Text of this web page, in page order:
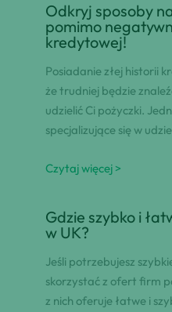
Odkryj sposoby
pomimo
kredytowej!
Posiadanie złej historii
że trudniej będzie
udzielić Ci pożyczki.
specjalizujące się w
Czytaj więcej >
Gdzie szybko i
w UK?
Jeśli potrzebujesz
skorzystać z ofert firm
z nich oferuje łatwe i